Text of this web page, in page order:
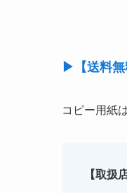
▶【送料無
コピー用紙
【取扱